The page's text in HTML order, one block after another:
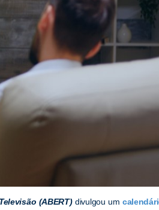
(ABERT)divulgou um